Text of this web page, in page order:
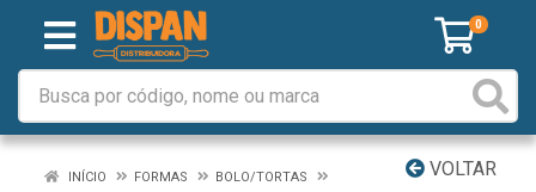
0
VOLTAR
INÍCIO FORMAS
BOLO/TORTAS